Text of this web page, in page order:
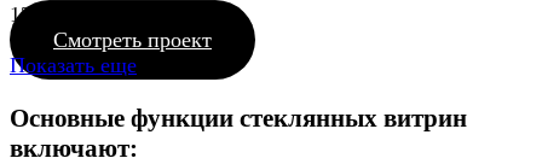
1289_14 LinLine
Смотреть проект
Показать еще
Основные функции стеклянных витрин
включают: